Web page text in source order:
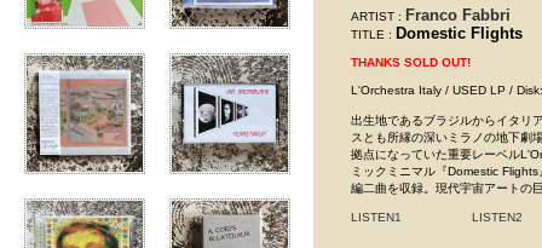
ARTIST : Franco Fabbri
TITLE : Domestic Flights
THANKS SOLD OUT!
L'Orchestra Italy / USED LP /
出生地であるブラジルからイタリ
スとも所縁の深いミラノの地下劇
拠点になっていた重要レーベル
ミックミニマル『Domestic
編二曲を収録。現代宇宙アートの
LISTEN1 LISTEN2